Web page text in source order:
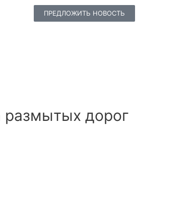
ПРЕДЛОЖИТЬ НОВОСТЬ
размытых дорог